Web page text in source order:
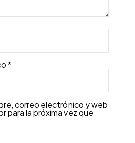
*
correo electrónico y web
para la próxima vez que